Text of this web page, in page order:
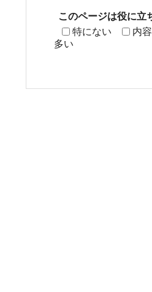
このページは役に立
特にない
内
多い